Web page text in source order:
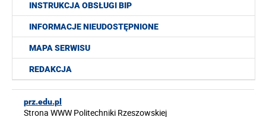
INSTRUKCJA OBSŁUGI BIP
INFORMACJE NIEUDOSTĘPNIONE
MAPA SERWISU
REDAKCJA
prz.edu.pl
Strona WWW Politechniki Rzeszowskiej